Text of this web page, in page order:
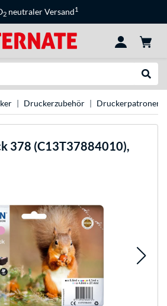
2 neutraler Versand1
Druckerzubehör Druckerpatronen
378 (C13T37884010),